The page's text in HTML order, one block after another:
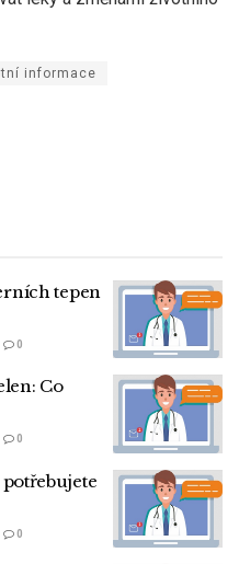
informace
tepen
0
Co
0
0